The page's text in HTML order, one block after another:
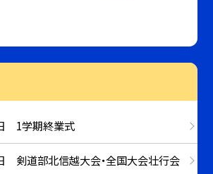
1学期終業式
剣道部北信越大会・全国大会壮行会